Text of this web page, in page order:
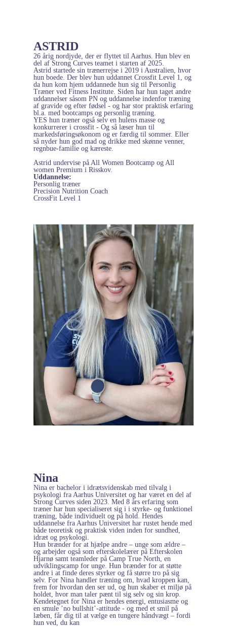
ASTRID
26 årig nordjyde, der er flyttet til Aarhus. Hun blev en
del af Strong Curves teamet i starten af 2025.
Astrid startede sin trænerrejse i 2019 i Australien, hvor
hun boede. Der blev hun uddannet Crossfit Level 1, og
da hun kom hjem uddannede hun sig til Personlig
Træner ved Fitness Institute. Siden har hun taget andre
uddannelser såsom PN og uddannelse indenfor træning
af gravide og efter fødsel - og har stor praktisk erfaring
bl.a. med bootcamps og personlig træning.
YES hun træner også selv en hulens masse og
konkurrerer i crossfit - Og så læser hun til
markedsføringsøkonom og er færdig til sommer. Eller
så nyder hun god mad og drikke med skønne venner,
regnbue-familie og kæreste.
Astrid undervise på All Women Bootcamp og All
women Premium i Risskov.
Uddannelse:
Personlig træner
Precision Nutrition Coach
CrossFit Level 1
Nina
Nina er bachelor i idrætsvidenskab med tilvalg i
psykologi fra Aarhus Universitet og har været en del af
Strong Curves siden 2023. Med 8 års erfaring som
træner har hun specialiseret sig i i styrke- og funktionel
træning, både individuelt og på hold. Hendes
uddannelse fra Aarhus Universitet har rustet hende med
både teoretisk og praktisk viden inden for sundhed,
idræt og psykologi.
Hun brænder for at hjælpe andre – unge som ældre –
og arbejder også som efterskolelærer på Efterskolen
Hjarnø samt teamleder på Camp True North, en
udviklingscamp for unge. Hun brænder for at støtte
andre i at finde deres styrker og få større tro på sig
selv. For Nina handler træning om, hvad kroppen kan,
frem for hvordan den ser ud, og hun skaber et miljø på
holdet, hvor man taler pænt til sig selv og sin krop.
Kendetegnet for Nina er hendes energi, entusiasme og
en smule ’no bullshit’-attitude - og med et smil på
læben, får dig til at vælge en tungere håndvægt – fordi
hun ved, du kan